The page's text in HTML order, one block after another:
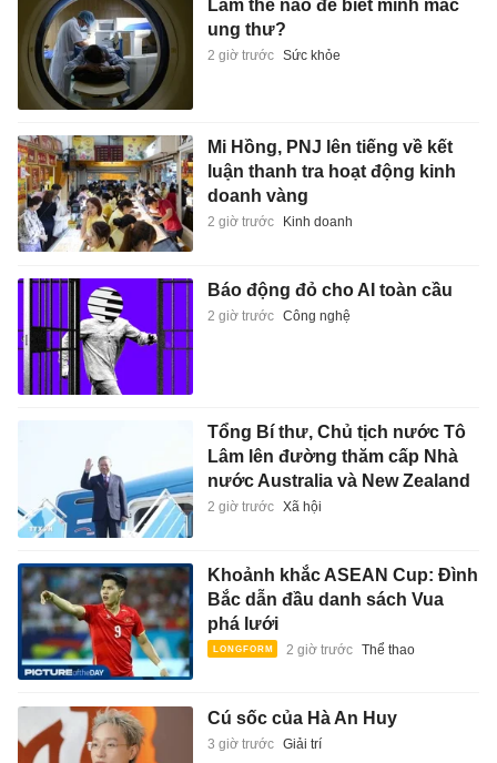
Làm thế nào để biết mình mắc
ung thư?
2 giờ trước Sức khỏe
Mi Hồng, PNJ lên tiếng về kết
luận thanh tra hoạt động kinh
doanh vàng
2 giờ trước Kinh doanh
Báo động đỏ cho AI toàn cầu
2 giờ trước Công nghệ
Tổng Bí thư, Chủ tịch nước Tô
Lâm lên đường thăm cấp Nhà
nước Australia và New Zealand
2 giờ trước Xã hội
Khoảnh khắc ASEAN Cup: Đình
Bắc dẫn đầu danh sách Vua
phá lưới
2 giờ trước Thể thao
Cú sốc của Hà An Huy
3 giờ trước Giải trí